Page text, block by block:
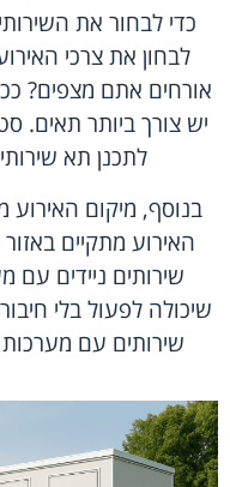
כדי לבחור את
לבחון את צרכי
אורחים אתם מצפים?
יש צורך ביותר תאים.
לתכנן תא שירותים
בנוסף, מיקום
האירוע מתקיים
שירותים ניידים
שיכולה לפעול בלי
שירותים עם מערכות